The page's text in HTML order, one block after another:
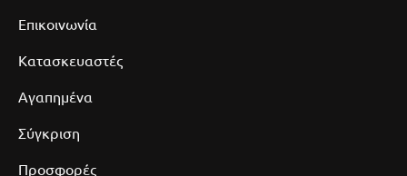
Επικοινωνία
Κατασκευαστές
Αγαπημένα
Σύγκριση
Προσφορές